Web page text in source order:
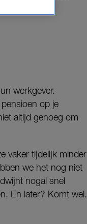
werkgever.
op je
altijd genoeg om
vaker tijdelijk minder
we het nog niet
nogal snel
En later? Komt wel.